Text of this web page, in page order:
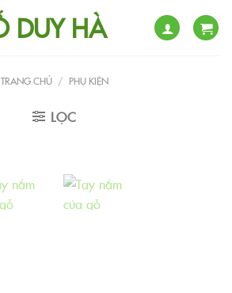
TRANG CHỦ / PHỤ KIỆN
LỌC